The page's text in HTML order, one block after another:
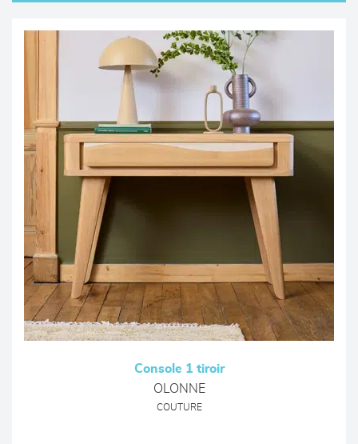
Console 1 tiroir
OLONNE
COUTURE